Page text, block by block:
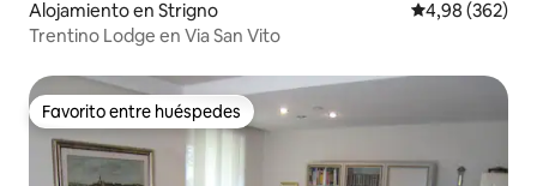
Alojamiento en Strigno Calificación
4,98 (362)
Trentino Lodge en Via San Vito
Favorito entre huéspedes
Favorito entre huéspedes